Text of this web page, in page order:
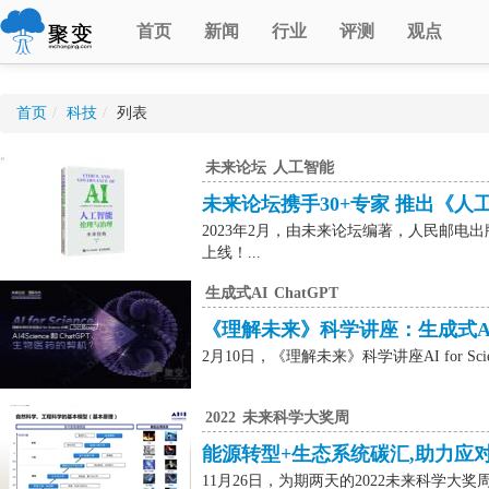
首页 新闻 行业 评测 观点
首页 / 科技 / 列表
未来论坛 人工智能
未来论坛携手30+专家 推出《人
2023年2月，由未来论坛编著，人民邮电
上线！...
生成式AI ChatGPT
《理解未来》科学讲座：生成
2月10日，《理解未来》科学讲座AI for
2022 未来科学大奖周
能源转型+生态系统碳汇,助力应
11月26日，为期两天的2022未来科学大